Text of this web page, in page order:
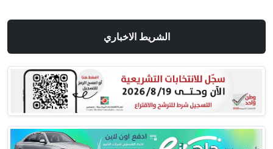
الشريط الاخباري